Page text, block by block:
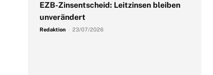
EZB-Zinsentscheid: Leitzinsen bleiben
unverändert
Redaktion 23/07/2026